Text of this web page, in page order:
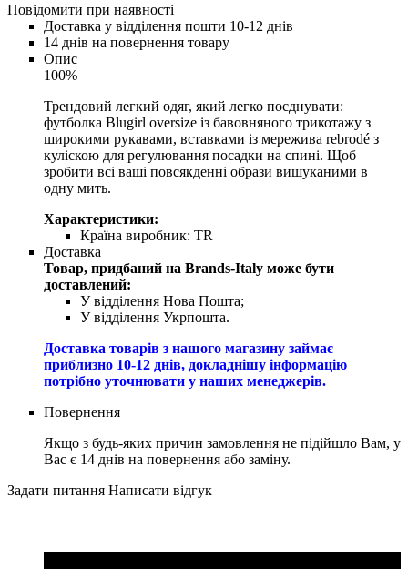
Повідомити при наявності
Доставка у відділення пошти 10-12 днів
14 днів на повернення товару
Опис
100%
Трендовий легкий одяг, який легко поєднувати:
футболка Blugirl oversize із бавовняного трикотажу з
широкими рукавами, вставками із мережива rebrodé з
куліскою для регулювання посадки на спині. Щоб
зробити всі ваші повсякденні образи вишуканими в
одну мить.
Характеристики:
Країна виробник: TR
Доставка
Товар, придбаний на Brands-Italy може бути
доставлений:
У відділення Нова Пошта;
У відділення Укрпошта.
Доставка товарів з нашого магазину займає
приблизно 10-12 днів, докладнішу інформацію
потрібно уточнювати у наших менеджерів.
Повернення
Якщо з будь-яких причин замовлення не підійшло Вам, у
Вас є 14 днів на повернення або заміну.
Задати питання Написати відгук